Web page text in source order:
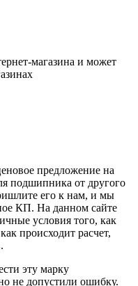
магазина и может
предложение на
подшипника от другого
его к нам, и мы
КП. На данном сайте
условия того, как
происходит расчет,
эту марку
не допустили ошибку.